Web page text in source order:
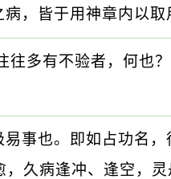
，皆于用神章内以取
往多有不验者，何也
事也。即如占功名
久病逢冲、逢空，灵